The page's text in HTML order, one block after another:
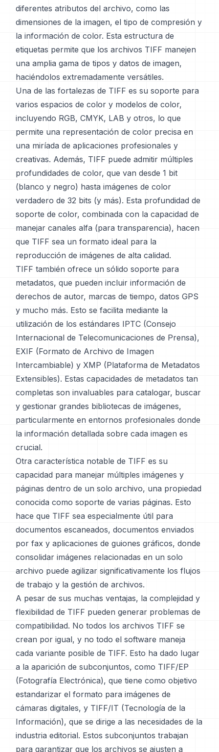
diferentes atributos del archivo, como las
dimensiones de la imagen, el tipo de compresión y
la información de color. Esta estructura de
etiquetas permite que los archivos TIFF manejen
una amplia gama de tipos y datos de imagen,
haciéndolos extremadamente versátiles.
Una de las fortalezas de TIFF es su soporte para
varios espacios de color y modelos de color,
incluyendo RGB, CMYK, LAB y otros, lo que
permite una representación de color precisa en
una miríada de aplicaciones profesionales y
creativas. Además, TIFF puede admitir múltiples
profundidades de color, que van desde 1 bit
(blanco y negro) hasta imágenes de color
verdadero de 32 bits (y más). Esta profundidad de
soporte de color, combinada con la capacidad de
manejar canales alfa (para transparencia), hacen
que TIFF sea un formato ideal para la
reproducción de imágenes de alta calidad.
TIFF también ofrece un sólido soporte para
metadatos, que pueden incluir información de
derechos de autor, marcas de tiempo, datos GPS
y mucho más. Esto se facilita mediante la
utilización de los estándares IPTC (Consejo
Internacional de Telecomunicaciones de Prensa),
EXIF (Formato de Archivo de Imagen
Intercambiable) y XMP (Plataforma de Metadatos
Extensibles). Estas capacidades de metadatos tan
completas son invaluables para catalogar, buscar
y gestionar grandes bibliotecas de imágenes,
particularmente en entornos profesionales donde
la información detallada sobre cada imagen es
crucial.
Otra característica notable de TIFF es su
capacidad para manejar múltiples imágenes y
páginas dentro de un solo archivo, una propiedad
conocida como soporte de varias páginas. Esto
hace que TIFF sea especialmente útil para
documentos escaneados, documentos enviados
por fax y aplicaciones de guiones gráficos, donde
consolidar imágenes relacionadas en un solo
archivo puede agilizar significativamente los flujos
de trabajo y la gestión de archivos.
A pesar de sus muchas ventajas, la complejidad y
flexibilidad de TIFF pueden generar problemas de
compatibilidad. No todos los archivos TIFF se
crean por igual, y no todo el software maneja
cada variante posible de TIFF. Esto ha dado lugar
a la aparición de subconjuntos, como TIFF/EP
(Fotografía Electrónica), que tiene como objetivo
estandarizar el formato para imágenes de
cámaras digitales, y TIFF/IT (Tecnología de la
Información), que se dirige a las necesidades de la
industria editorial. Estos subconjuntos trabajan
para garantizar que los archivos se ajusten a